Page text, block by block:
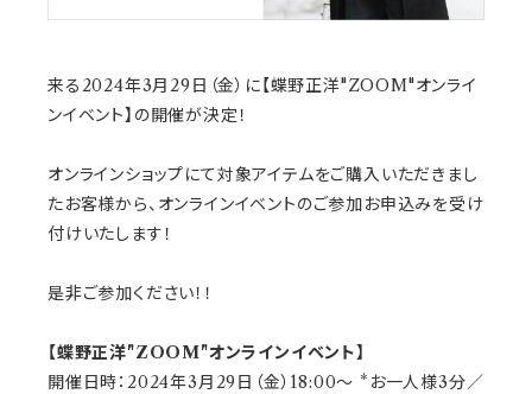
来る2024年3月29日（金）に【蝶野正洋"ZOOM"オンライ
ンイベント】の開催が決定！
オンラインショップにて対象アイテムをご購入いただきまし
たお客様から、オンラインイベントのご参加お申込みを受け
付けいたします！
是非ご参加ください！！
【蝶野正洋"ZOOM"オンラインイベント】
開催日時：2024年3月29日（金）18:00～ *お一人様3分／